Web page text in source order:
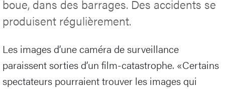
boue, dans des barrages. Des accidents se
produisent régulièrement.
Les images d’une caméra de surveillance
paraissent sorties d’un film-catastrophe. «Certains
spectateurs pourraient trouver les images qui